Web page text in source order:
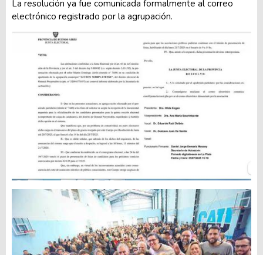
La resolución ya fue comunicada formalmente al correo
electrónico registrado por la agrupación.